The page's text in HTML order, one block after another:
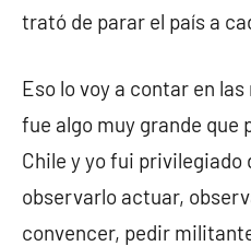
trató de parar el país a
Eso lo voy a contar en
fue algo muy grande que
Chile y yo fui privilegiado
observarlo actuar,
convencer, pedir